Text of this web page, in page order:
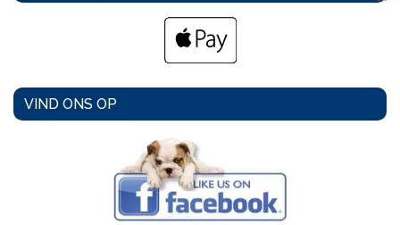
VIND ONS OP